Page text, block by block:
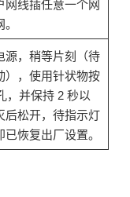
网线插任意一个网
源，稍等片刻（待
），使用针状物按
，并保持 2 秒以
后松开，待指示灯
恢复出厂设置。